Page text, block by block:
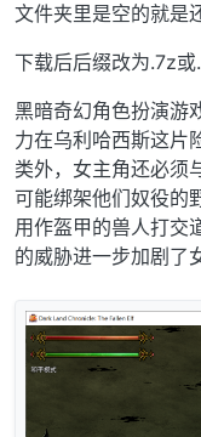
文件夹里是空的就是
下载后后缀改为.7z
黑暗奇幻角色扮演游
力在乌利哈西斯这片
类外，女主角还必须
可能绑架他们奴役的
用作盔甲的兽人打交
的威胁进一步加剧了